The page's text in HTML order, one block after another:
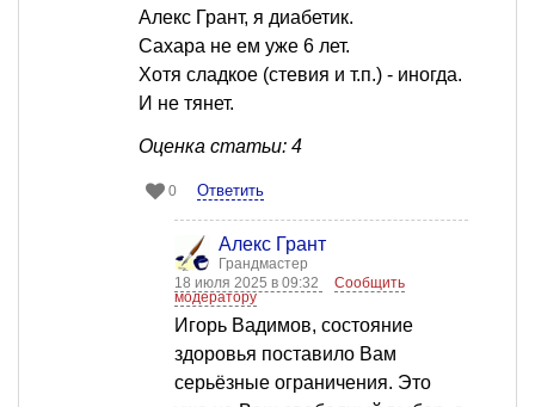
Алекс Грант, я диабетик.
Сахара не ем уже 6 лет.
Хотя сладкое (стевия и т.п.) - иногда.
И не тянет.
Оценка статьи: 4
0 Ответить
Алекс Грант
Грандмастер
18 июля 2025 в 09:32
Сообщить
модератору
Игорь Вадимов, состояние
здоровья поставило Вам
серьёзные ограничения. Это